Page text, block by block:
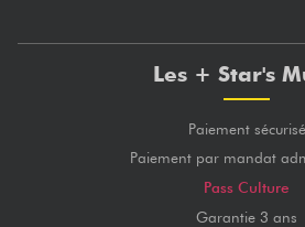
Les + Star's
Paiement sécurisé
Paiement par mandat
Pass Culture
Garantie 3 ans